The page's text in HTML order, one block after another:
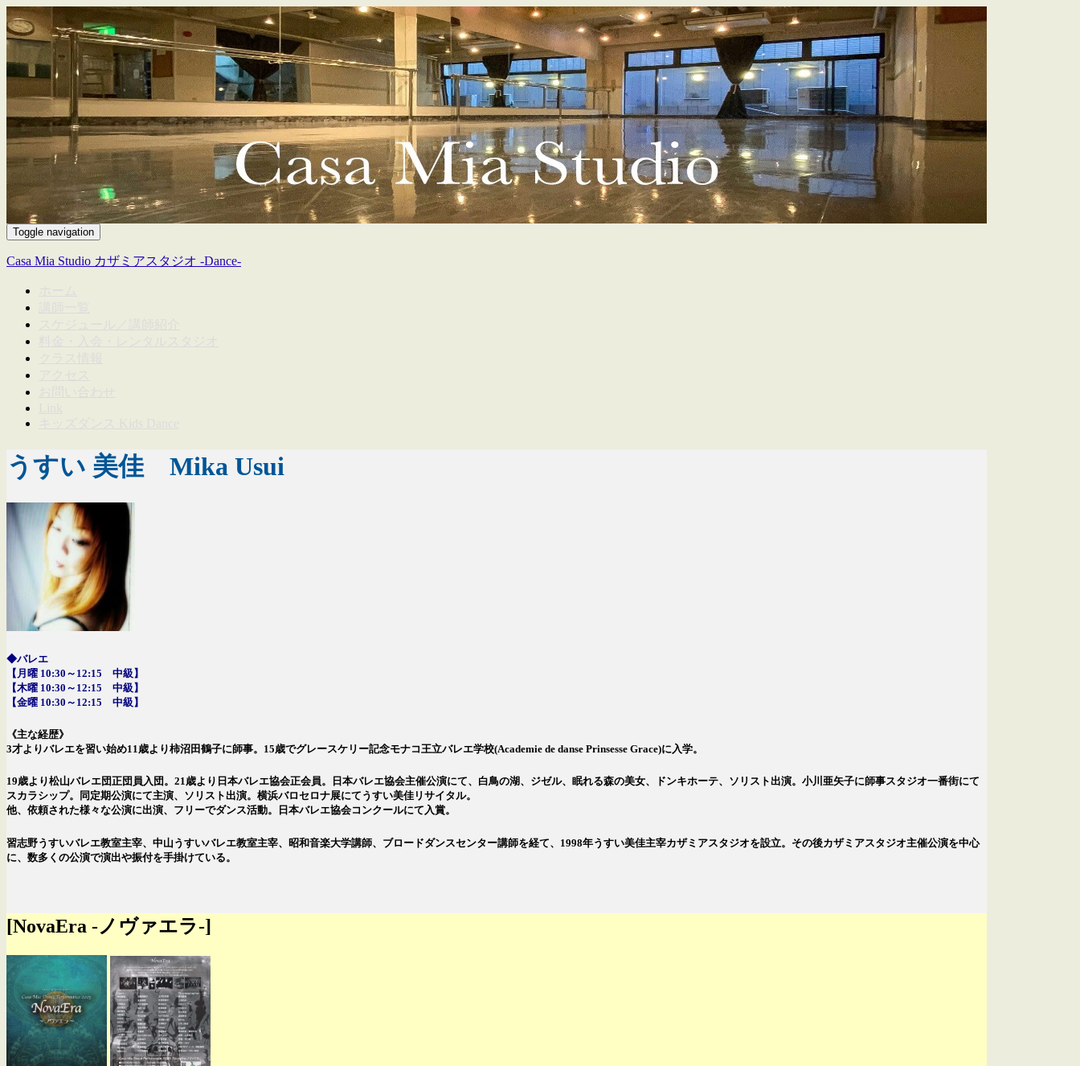
Toggle navigation
Casa Mia Studio カザミアスタジオ -Dance-
うすい 美佳 Mika Usui
◆バレエ
【月曜 10:30～12:15 中級】
【木曜 10:30～12:15 中級】
【金曜 10:30～12:15 中級】
《主な経歴》
3才よりバレエを習い始め11歳より柿沼田鶴子に師事。15歳でグレースケリー記念モナコ王立バレエ学校(Academie de danse Prinsesse Grace)に入学。
19歳より松山バレエ団正団員入団。21歳より日本バレエ協会正会員。日本バレエ協会主催公演にて、白鳥の湖、ジゼル、眠れる森の美女、ドンキホーテ、ソリスト出演。小川亜矢子に師事スタジオ一番街にて
スカラシップ。同定期公演にて主演、ソリスト出演。横浜バロセロナ展にてうすい美佳リサイタル。
他、依頼された様々な公演に出演、フリーでダンス活動。日本バレエ協会コンクールにて入賞。
習志野うすいバレエ教室主宰、中山うすいバレエ教室主宰、昭和音楽大学講師、ブロードダンスセンター講師を経て、1998年うすい美佳主宰カザミアスタジオを設立。その後カザミアスタジオ主催公演を中心
に、数多くの公演で演出や振付を手掛けている。
[NovaEra -ノヴァエラ-]